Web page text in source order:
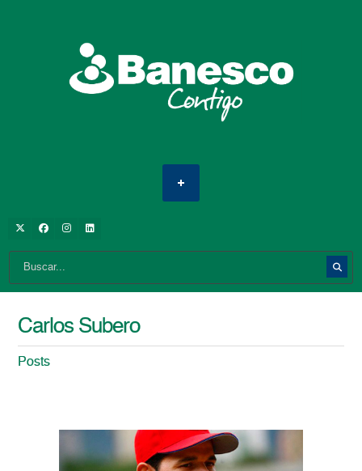
Carlos Subero
Posts